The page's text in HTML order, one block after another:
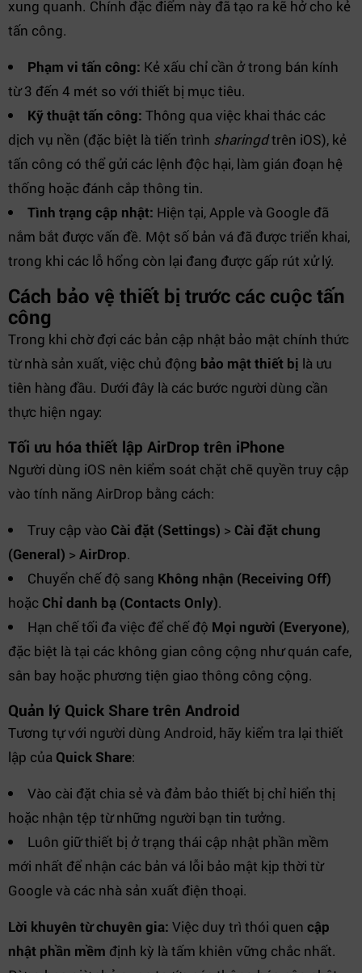
xung quanh. Chính đặc điểm này đã tạo ra kẽ hở cho kẻ
tấn công.
Phạm vi tấn công: Kẻ xấu chỉ cần ở trong bán kính
từ 3 đến 4 mét so với thiết bị mục tiêu.
Kỹ thuật tấn công: Thông qua việc khai thác các
dịch vụ nền (đặc biệt là tiến trình sharingdtrên iOS), kẻ
tấn công có thể gửi các lệnh độc hại, làm gián đoạn hệ
thống hoặc đánh cắp thông tin.
Tình trạng cập nhật: Hiện tại, Apple và Google đã
nắm bắt được vấn đề. Một số bản vá đã được triển khai,
trong khi các lỗ hổng còn lại đang được gấp rút xử lý.
Cách bảo vệ thiết bị trước các cuộc tấn
công
Trong khi chờ đợi các bản cập nhật bảo mật chính thức
từ nhà sản xuất, việc chủ động bảo mật thiết bị là ưu
tiên hàng đầu. Dưới đây là các bước người dùng cần
thực hiện ngay:
Tối ưu hóa thiết lập AirDrop trên iPhone
Người dùng iOS nên kiểm soát chặt chẽ quyền truy cập
vào tính năng AirDrop bằng cách:
Truy cập vào Cài đặt (Settings) > Cài đặt chung
(General) > AirDrop.
Chuyển chế độ sang Không nhận (Receiving Off)
hoặc Chỉ danh bạ (Contacts Only).
Hạn chế tối đa việc để chế độ Mọi người (Everyone),
đặc biệt là tại các không gian công cộng như quán cafe,
sân bay hoặc phương tiện giao thông công cộng.
Quản lý Quick Share trên Android
Tương tự với người dùng Android, hãy kiểm tra lại thiết
lập của Quick Share:
Vào cài đặt chia sẻ và đảm bảo thiết bị chỉ hiển thị
hoặc nhận tệp từ những người bạn tin tưởng.
Luôn giữ thiết bị ở trạng thái cập nhật phần mềm
mới nhất để nhận các bản vá lỗi bảo mật kịp thời từ
Google và các nhà sản xuất điện thoại.
Lời khuyên từ chuyên gia: Việc duy trì thói quen cập
nhật phần mềm định kỳ là tấm khiên vững chắc nhất.